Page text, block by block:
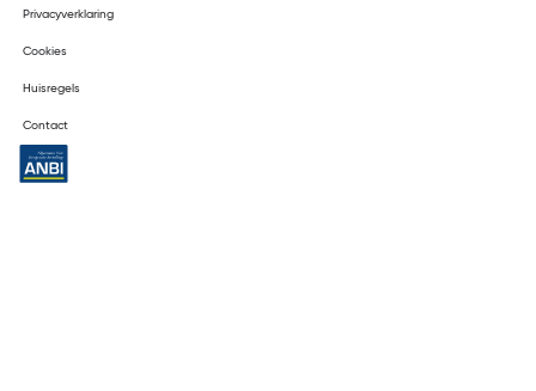
Privacyverklaring
Cookies
Huisregels
Contact